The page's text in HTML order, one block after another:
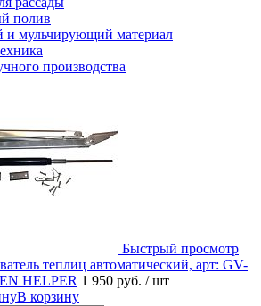
полив
и мульчирующий материал
производства
Быстрый просмотр
теплиц автоматический, арт: GV-
HELPER 1 950 руб. / шт
В корзину